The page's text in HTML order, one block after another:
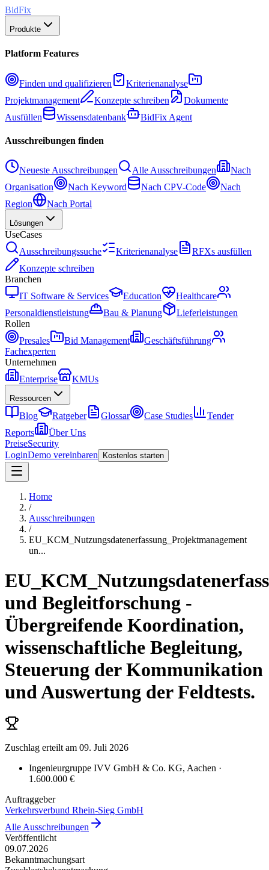
BidFix
Produkte
Platform Features
Finden und qualifizieren
Kriterienanalyse
Projektmanagement
Konzepte schreiben
Dokumente
Ausfüllen
Wissensdatenbank BidFix Agent
Ausschreibungen finden
Neueste Ausschreibungen Alle Ausschreibungen
Nach
Organisation
Nach Keyword Nach CPV-Code
Nach
Region
Nach Portal
Lösungen
UseCases
Ausschreibungssuche
Kriterienanalyse
RFXs ausfüllen
Konzepte schreiben
Branchen
IT Software & Services
Education
Healthcare
Personaldienstleistung
Bau & Planung
Lieferleistungen
Rollen
Presales
Bid Management
Geschäftsführung
Fachexperten
Unternehmen
Enterprise
KMUs
Ressourcen
Blog Ratgeber Glossar Case Studies
Tender
Reports
Über Uns
PreiseSecurity
LoginDemo vereinbaren Kostenlos starten
Home
/
Ausschreibungen
/
EU_KCM_Nutzungsdatenerfassung_Projektmanagement
un...
und Begleitforschung -
Übergreifende Koordination,
wissenschaftliche Begleitung,
Steuerung der Kommunikation
und Auswertung der Feldtests.
Zuschlag erteilt am 09. Juli 2026
Ingenieurgruppe IVV GmbH & Co. KG, Aachen ·
1.600.000 €
Auftraggeber
Verkehrsverbund Rhein-Sieg GmbH
Alle Ausschreibungen
Veröffentlicht
09.07.2026
Bekanntmachungsart